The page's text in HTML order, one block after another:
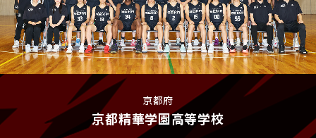
京都府
京都精華学園高等学校